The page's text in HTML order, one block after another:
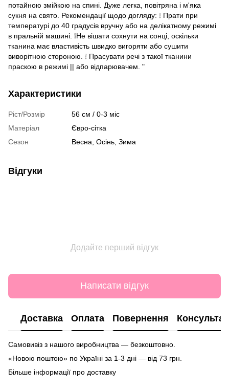
потайною змійкою на спині. Дуже легка, повітряна і м'яка
сукня на свято. Рекомендації щодо догляду: ❕ Прати при
температурі до 40 градусів вручну або на делікатному режимі
в пральній машині. ❕Не вішати сохнути на сонці, оскільки
тканина має властивість швидко вигоряти або сушити
виворітною стороною. ❕ Прасувати речі з такої тканини
праскою в режимі || або відпарювачем. "
Характеристики
Ріст/Розмір
56 см / 0-3 міс
Матеріал
Євро-сітка
Сезон
Весна, Осінь, Зима
Відгуки
Додайте перший відгук
Написати відгук
Доставка Оплата Повернення
Самовивіз з нашого виробництва — безкоштовно.
«Новою поштою» по Україні за 1-3 дні — від 73 грн.
Більше інформації про доставку